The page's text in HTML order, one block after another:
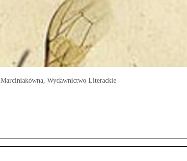
Wydawnictwo Literackie